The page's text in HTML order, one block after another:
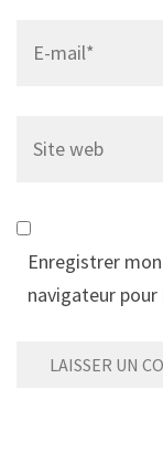
web
Enregistrer
navigateur